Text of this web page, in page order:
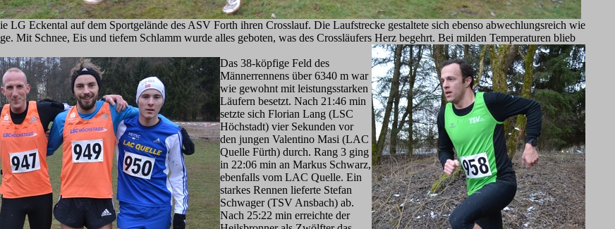
LG Eckental auf dem Sportgelände des ASV Forth ihren Crosslauf. Die Laufstrecke gestaltete sich ebenso abwechlungsreich wie
Mit Schnee, Eis und tiefem Schlamm wurde alles geboten, was des Crossläufers Herz begehrt. Bei milden Temperaturen blieb
Das 38-köpfige Feld des
Männerrennens über 6340 m war
wie gewohnt mit leistungsstarken
Läufern besetzt. Nach 21:46 min
setzte sich Florian Lang (LSC
Höchstadt) vier Sekunden vor
den jungen Valentino Masi (LAC
Quelle Fürth) durch. Rang 3 ging
in 22:06 min an Markus Schwarz,
ebenfalls vom LAC Quelle. Ein
starkes Rennen lieferte Stefan
Schwager (TSV Ansbach) ab.
Nach 25:22 min erreichte der